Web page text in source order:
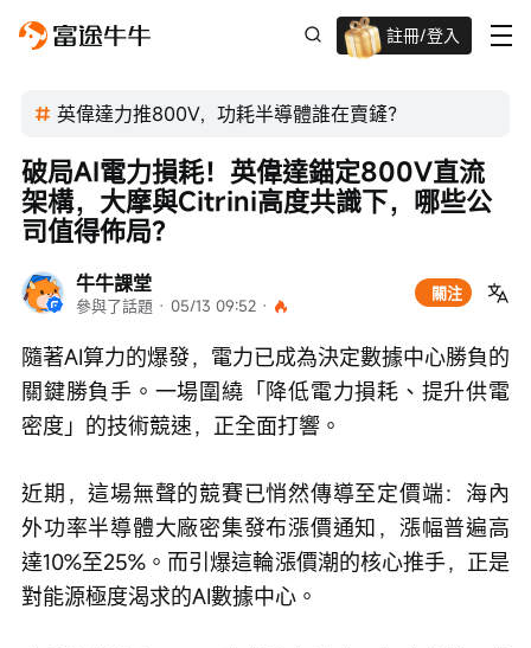
註冊/登入
迎新驚喜賞 股票/BTC等任你揀!
英偉達力推800V，功耗半導體誰在賣鏟？
牛牛課堂
參與了話題 · 05/13 09:52 ·
關注
破局AI電力損耗！英偉達錨定800V直流
架構，大摩與Citrini高度共識下，哪些公
司值得佈局？
隨著AI算力的爆發，電力已成為決定數據中心勝負的
關鍵勝負手。一場圍繞「降低電力損耗、提升供電
密度」的技術競速，正全面打響。
近期，這場無聲的競賽已悄然傳導至定價端：海內
外功率半導體大廠密集發布漲價通知，漲幅普遍高
達10%至25%。而引爆這輪漲價潮的核心推手，正是
對能源極度渴求的AI數據中心。